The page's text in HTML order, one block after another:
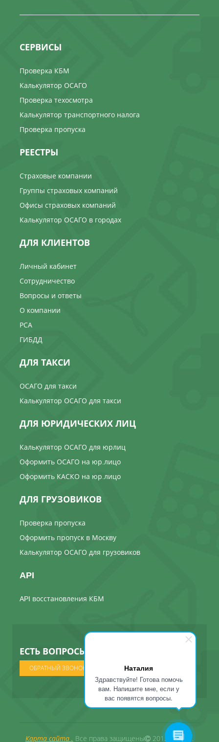
Наталия
Здравствуйте! Готова помочь
вам. Напишите мне, если у
вас появятся вопросы.
СЕРВИСЫ
Проверка КБМ
Калькулятор ОСАГО
Проверка техосмотра
Калькулятор транспортного налога
Проверка пропуска
РЕЕСТРЫ
Страховые компании
Группы страховых компаний
Офисы страховых компаний
Калькулятор ОСАГО в городах
ДЛЯ КЛИЕНТОВ
Личный кабинет
Сотрудничество
Вопросы и ответы
О компании
РСА
ГИБДД
ДЛЯ ТАКСИ
ОСАГО для такси
Калькулятор ОСАГО для такси
ДЛЯ ЮРИДИЧЕСКИХ ЛИЦ
Калькулятор ОСАГО для юрлиц
Оформить ОСАГО на юр.лицо
Оформить КАСКО на юр.лицо
ДЛЯ ГРУЗОВИКОВ
Проверка пропуска
Оформить пропуск в Москву
Калькулятор ОСАГО для грузовиков
API
API восстановления КБМ
ЕСТЬ ВОПРОСЫ ? МЫ ПОЗВОНИМ
ОБРАТНЫЙ ЗВОНОК
Карта сайта . Все права защищены 2012 - 2026 .